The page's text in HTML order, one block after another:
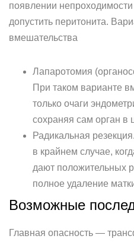
появлении
допустить перитонита.
вмешательства
Лапаротомия
При таком варианте
только очаги
сохраняя сам орган в
Радикальная
в крайнем случае,
дают положительных
полное удаление
Возможные
Главная опасность —